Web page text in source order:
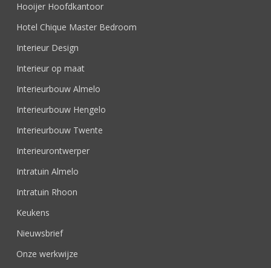
Hooijer Hoofdkantoor
Hotel Chique Master Bedroom
Interieur Design
Interieur op maat
Interieurbouw Almelo
Interieurbouw Hengelo
Interieurbouw Twente
Interieurontwerper
Intratuin Almelo
Intratuin Rhoon
Keukens
Nieuwsbrief
Onze werkwijze